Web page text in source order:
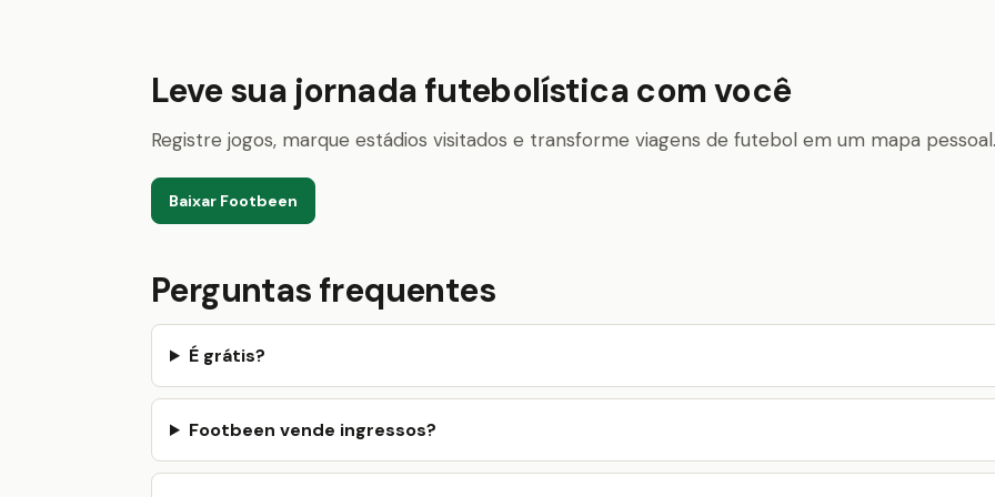
Leve sua jornada futebolística com você
Registre jogos, marque estádios visitados e transforme viagens de futebol em um mapa pessoal.
Baixar Footbeen
Perguntas frequentes
É grátis?
Footbeen vende ingressos?